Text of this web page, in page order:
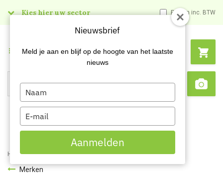
Kies hier uw sector Prijzen inc. BTW
Search
Menu
Home Merken Diversey Suma
Merken
Nieuwsbrief
Meld je aan en blijf op de hoogte van het laatste
nieuws
Type
your
name
Type
your
email
Aanmelden